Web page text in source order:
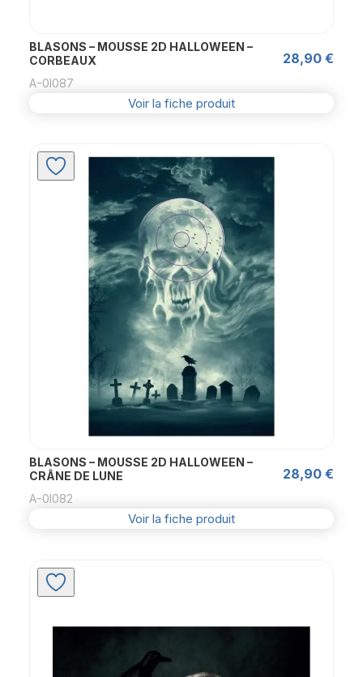
BLASONS – MOUSSE 2D HALLOWEEN –
CORBEAUX
28,90 €
A-0l087
Voir la fiche produit
BLASONS – MOUSSE 2D HALLOWEEN –
CRÂNE DE LUNE
28,90 €
A-0l082
Voir la fiche produit